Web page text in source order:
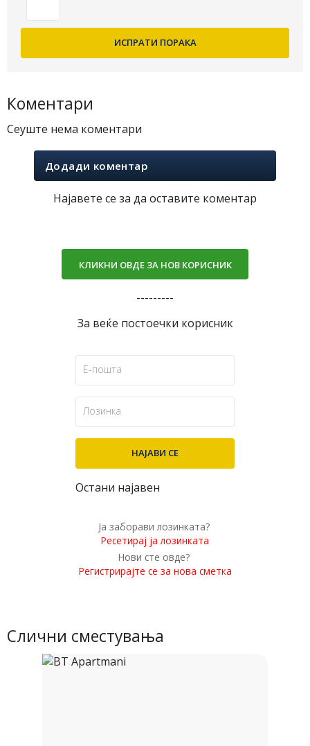
Слични сместувања
Коментари
Сеуште нема коментари
Додади коментар
Најавете се за да оставите коментар
КЛИКНИ ОВДЕ ЗА НОВ КОРИСНИК
---------
За веќе постоечки корисник
Остани најавен
Ја заборави лозинката?
Ресетирај ја лозинката
Нови сте овде?
Регистрирајте се за нова сметка